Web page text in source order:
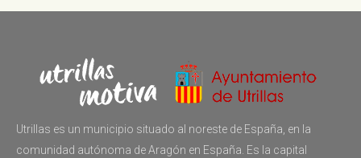
Utrillas es un municipio situado al noreste de España, en la
comunidad autónoma de Aragón en España. Es la capital